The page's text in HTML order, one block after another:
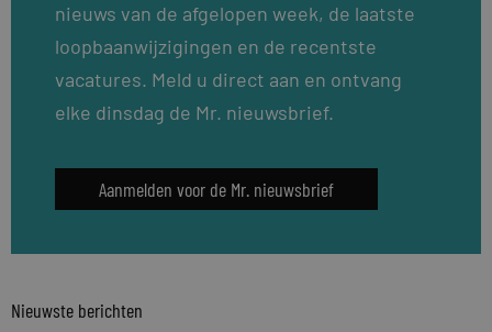
nieuws van de afgelopen week, de laatste
loopbaanwijzigingen en de recentste
vacatures. Meld u direct aan en ontvang
elke dinsdag de Mr. nieuwsbrief.
Aanmelden voor de Mr. nieuwsbrief
Nieuwste berichten